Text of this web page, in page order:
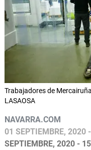
Trabajadores de
LASAOSA
NAVARRA.COM
01 SEPTIEMBRE, 2020
SEPTIEMBRE, 2020 -